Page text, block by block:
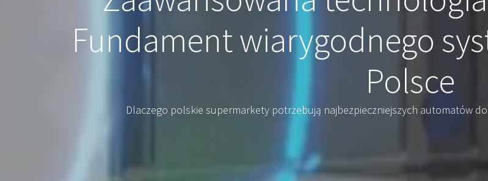
Fundament wiarygodnego
Polsce
Dlaczego polskie supermarkety potrzebują najbezpieczniejszych automatów do